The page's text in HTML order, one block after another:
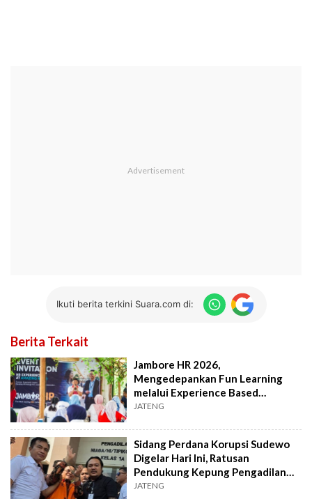
Ikuti berita terkini Suara.com di:
Berita Terkait
Jambore HR 2026,
Mengedepankan Fun Learning
melalui Experience Based
Program
JATENG
Sidang Perdana Korupsi Sudewo
Digelar Hari Ini, Ratusan
Pendukung Kepung Pengadilan
Tipikor
JATENG